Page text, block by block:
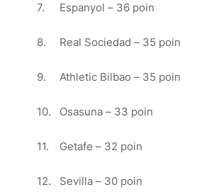
7. Espanyol – 36 poin
8. Real Sociedad – 35 poin
9. Athletic Bilbao – 35 poin
10. Osasuna – 33 poin
11. Getafe – 32 poin
12. Sevilla – 30 poin